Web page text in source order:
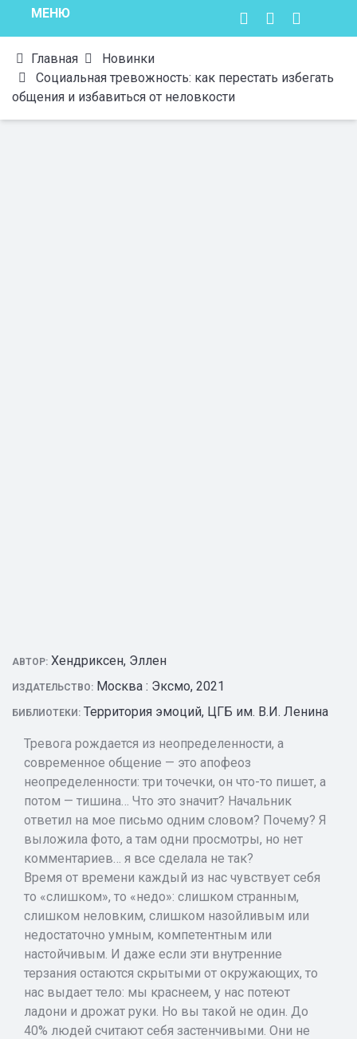
МЕНЮ
Главная
Новинки
Социальная тревожность: как перестать избегать
общения и избавиться от неловкости
АВТОР: Хендриксен, Эллен
ИЗДАТЕЛЬСТВО: Москва : Эксмо, 2021
БИБЛИОТЕКИ: Территория эмоций, ЦГБ им. В.И. Ленина
Тревога рождается из неопределенности, а
современное общение — это апофеоз
неопределенности: три точечки, он что-то пишет, а
потом — тишина… Что это значит? Начальник
ответил на мое письмо одним словом? Почему? Я
выложила фото, а там одни просмотры, но нет
комментариев… я все сделала не так?
Время от времени каждый из нас чувствует себя
то «слишком», то «недо»: слишком странным,
слишком неловким, слишком назойливым или
недостаточно умным, компетентным или
настойчивым. И даже если эти внутренние
терзания остаются скрытыми от окружающих, то
нас выдает тело: мы краснеем, у нас потеют
ладони и дрожат руки. Но вы такой не один. До
40% людей считают себя застенчивыми. Они не